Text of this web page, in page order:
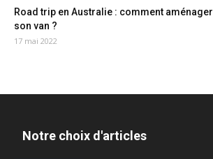
Road trip en Australie : comment aménager
son van ?
17 mai 2022
Notre choix d'articles